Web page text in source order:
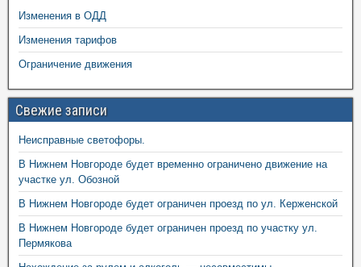
Изменения в ОДД
Изменения тарифов
Ограничение движения
Свежие записи
Неисправные светофоры.
В Нижнем Новгороде будет временно ограничено движение на
участке ул. Обозной
В Нижнем Новгороде будет ограничен проезд по ул. Керженской
В Нижнем Новгороде будет ограничен проезд по участку ул.
Пермякова